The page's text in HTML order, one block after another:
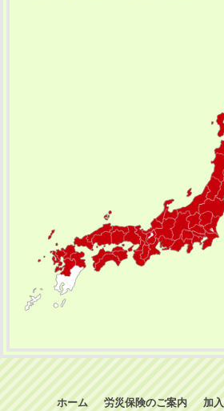
ホーム 労災保険のご案内 加